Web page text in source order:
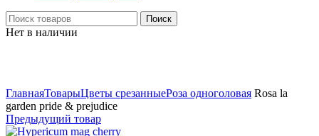
Поиск
Нет в наличии
ГлавнаяТоварыЦветы срезанныеРоза одноголовая Rosa la
garden pride & prejudice
Предыдущий товар